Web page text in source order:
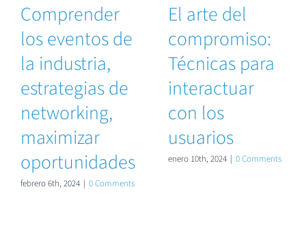
Comprender
los eventos de
la industria,
estrategias de
networking,
maximizar
oportunidades
febrero 6th, 2024 | 0 Comments
El arte del
compromiso:
Técnicas para
interactuar
con los
usuarios
enero 10th, 2024 | 0 Comments